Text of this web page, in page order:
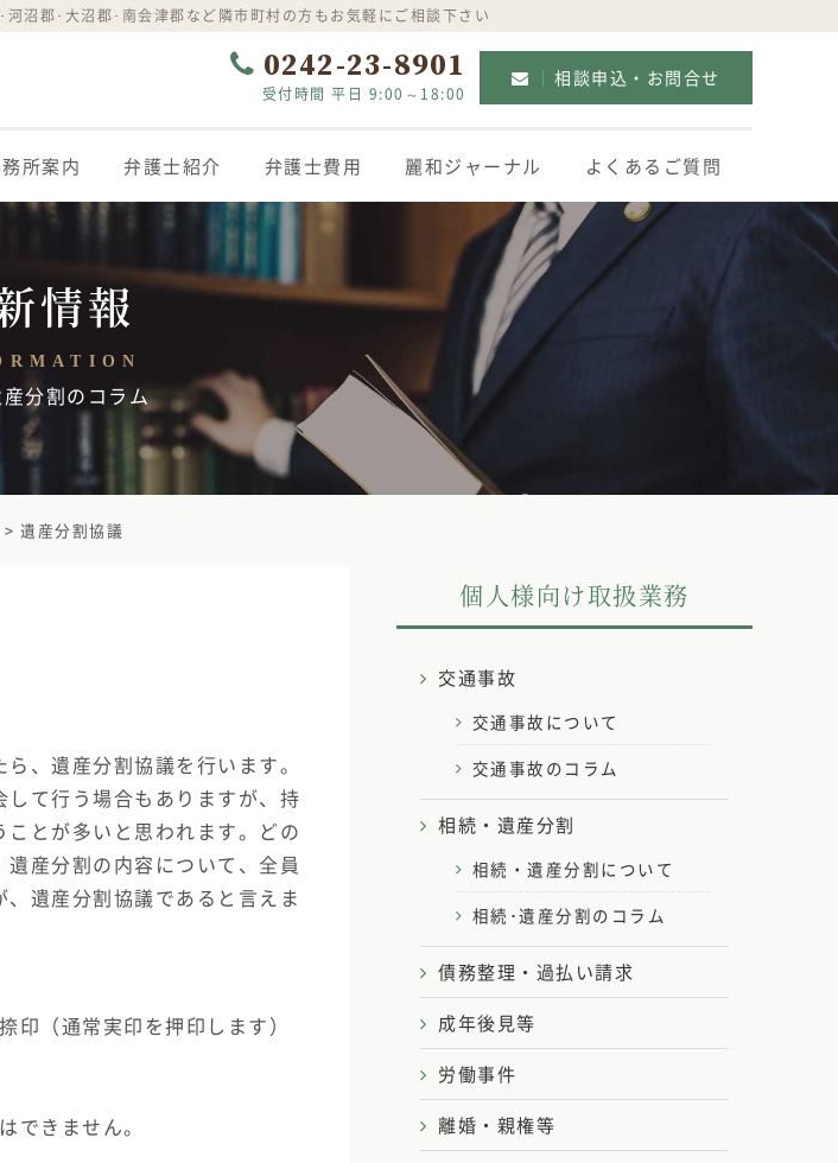
郡･大沼郡･南会津郡など隣市町村の方もお気軽にご相談下さい
0242-23-8901
受付時間 平日 9:00～18:00
相談申込・お問合せ
所案内 弁護士紹介 弁護士費用 麗和ジャーナル よくあるご質問
情報
分割のコラム
> 遺産分割協議
、遺産分割協議を行います。
て行う場合もありますが、持
とが多いと思われます。どの
産分割の内容について、全員
遺産分割協議であると言えま
（通常実印を押印します）
できません。
個人様向け取扱業務
交通事故
交通事故について
交通事故のコラム
相続・遺産分割
相続・遺産分割について
相続･遺産分割のコラム
債務整理・過払い請求
成年後見等
労働事件
離婚・親権等